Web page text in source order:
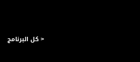
< كل البرنامج